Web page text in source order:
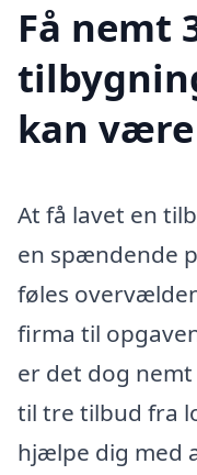
Få nemt
kan
At få lavet en
en spændende
føles
firma til
er det dog
til tre tilbud fra
hjælpe dig med